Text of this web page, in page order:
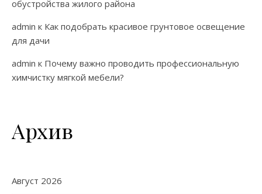
обустройства жилого района
admin к Как подобрать красивое грунтовое освещение
для дачи
admin к Почему важно проводить профессиональную
химчистку мягкой мебели?
Архив
Август 2026